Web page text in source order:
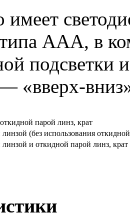
имеет
AAA, в
подсветки
— «вверх-
парой линз, крат
(без использования
и откидной парой линз, крат